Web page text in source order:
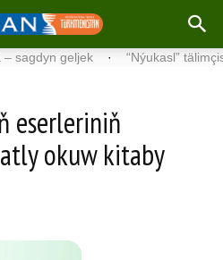
geljek · “Nýukasl” tälimçisini
eserleriniň
okuw kitaby